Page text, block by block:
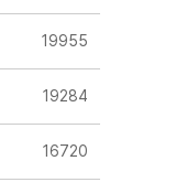
19955
19284
16720